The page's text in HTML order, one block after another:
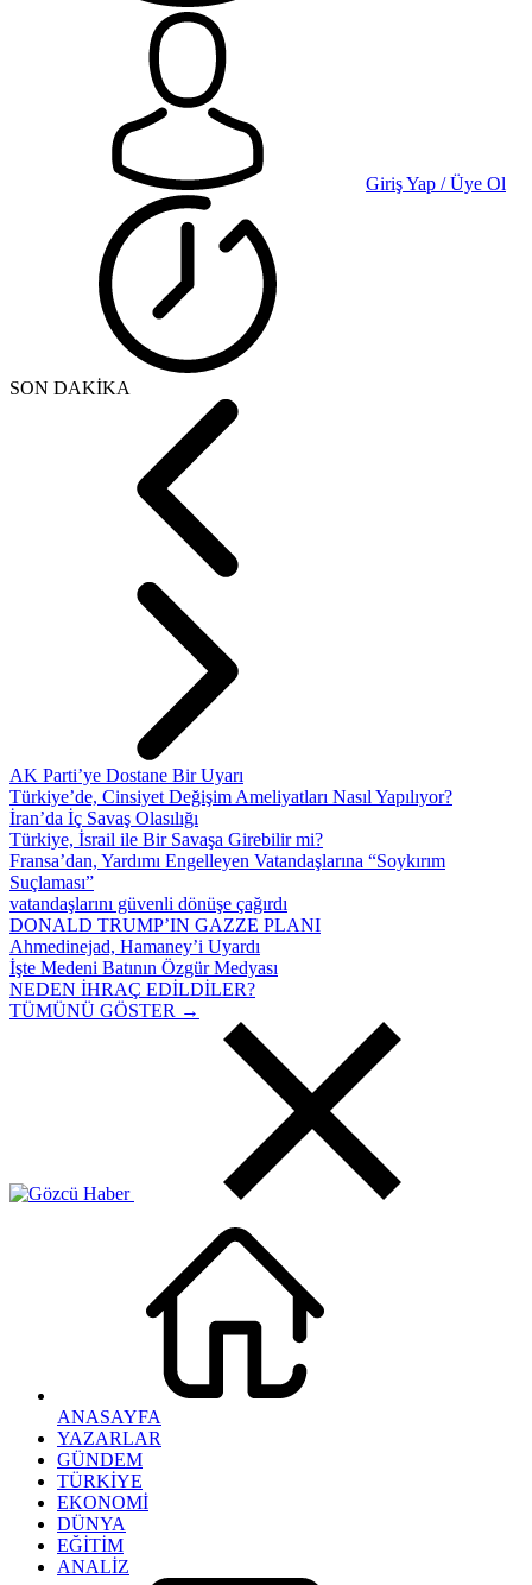
Giriş Yap / Üye Ol
SON DAKİKA
AK Parti’ye Dostane Bir Uyarı
Türkiye’de, Cinsiyet Değişim Ameliyatları Nasıl Yapılıyor?
İran’da İç Savaş Olasılığı
Türkiye, İsrail ile Bir Savaşa Girebilir mi?
Fransa’dan, Yardımı Engelleyen Vatandaşlarına “Soykırım
Suçlaması”
vatandaşlarını güvenli dönüşe çağırdı
DONALD TRUMP’IN GAZZE PLANI
Ahmedinejad, Hamaney’i Uyardı
İşte Medeni Batının Özgür Medyası
NEDEN İHRAÇ EDİLDİLER?
TÜMÜNÜ GÖSTER →
ANASAYFA
YAZARLAR
GÜNDEM
TÜRKİYE
EKONOMİ
DÜNYA
EĞİTİM
ANALİZ